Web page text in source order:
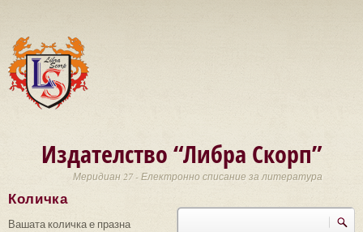
Издателство “Либра Скорп”
Меридиан 27 - Електронно списание за литература
Търси
Количка
Вашата количка е празна